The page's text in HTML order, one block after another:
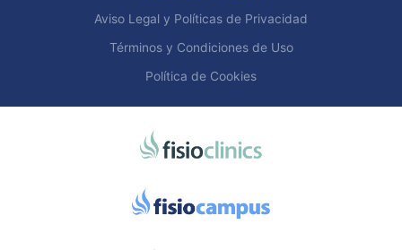
Aviso Legal y Políticas de Privacidad
Términos y Condiciones de Uso
Política de Cookies